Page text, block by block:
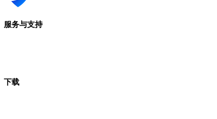
服务与支持
下载